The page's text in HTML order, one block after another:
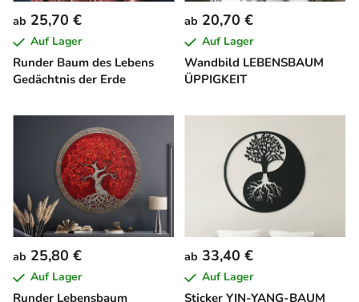
Runder Baum des Lebens
Gedächtnis der Erde
ab 25,70 €
Auf Lager
Wandbild LEBENSBAUM
ÜPPIGKEIT
ab 20,70 €
Auf Lager
Runder Lebensbaum
ab 25,80 €
Auf Lager
Sticker YIN-YANG-BAUM
ab 33,40 €
Auf Lager